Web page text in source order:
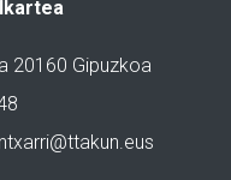
20160 Gipuzkoa